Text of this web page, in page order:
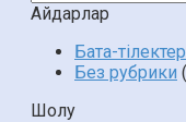
Айдарлар
Бата-тілектер
Без рубрики
Шолу